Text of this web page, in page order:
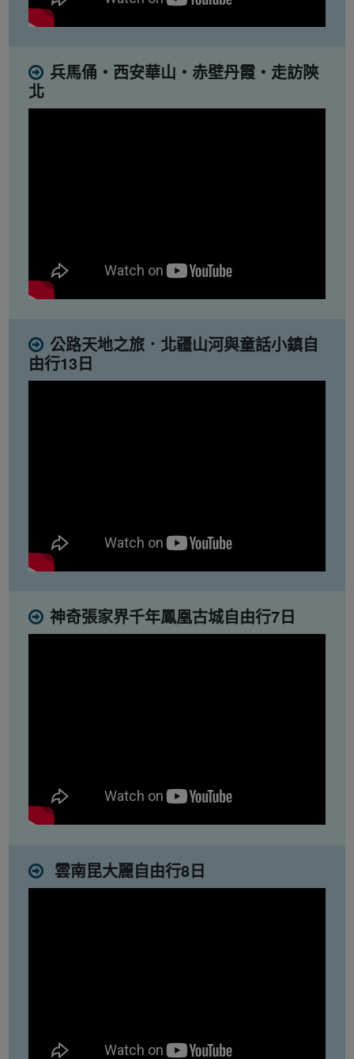
兵馬俑・西安華山・赤壁丹霞・走訪陝
北
公路天地之旅．北疆山河與童話小鎮自
由行13日
神奇張家界千年鳳凰古城自由行7日
雲南昆大麗自由行8日